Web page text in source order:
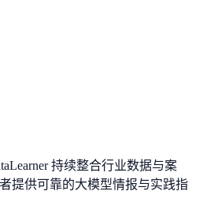
持续整合行业数据与案
提供可靠的大模型情报与实践指